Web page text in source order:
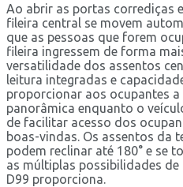
Ao abrir as portas corrediças
fileira central se movem
que as pessoas que forem
fileira ingressem de forma
versatilidade dos assentos
leitura integradas e
proporcionar aos ocupantes a
panorâmica enquanto o
de facilitar acesso dos
boas-vindas. Os assentos da
podem reclinar até 180° e se
as múltiplas possibilidades
D99 proporciona.